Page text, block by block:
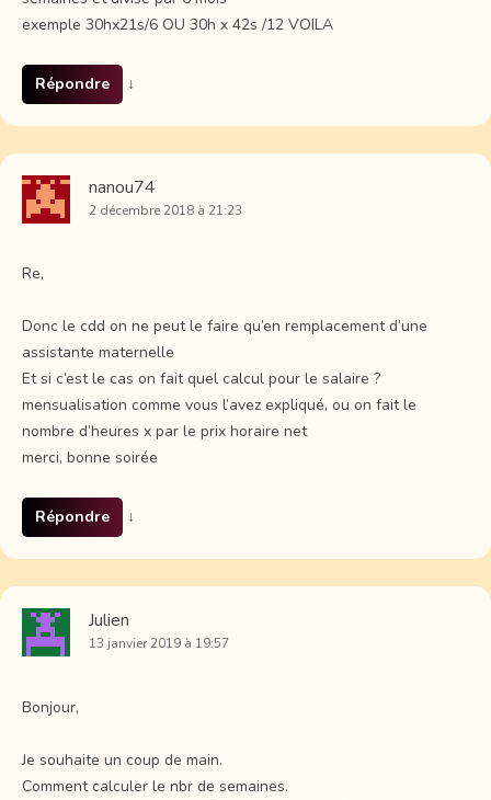
exemple 30hx21s/6 OU 30h x 42s /12 VOILA
Répondre ↓
nanou74
2 décembre 2018 à 21:23
Re,
Donc le cdd on ne peut le faire qu’en remplacement d’une
assistante maternelle
Et si c’est le cas on fait quel calcul pour le salaire ?
mensualisation comme vous l’avez expliqué, ou on fait le
nombre d’heures x par le prix horaire net
merci, bonne soirée
Répondre ↓
Julien
13 janvier 2019 à 19:57
Bonjour,
Je souhaite un coup de main.
Comment calculer le nbr de semaines.